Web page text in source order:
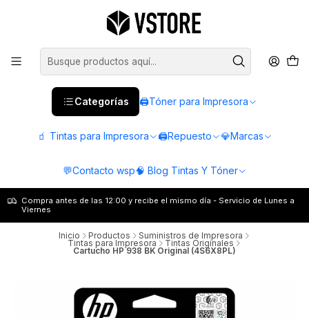
Categorías 🖨️Tóner para Impresora
🧃 Tintas para Impresora 🖨️Repuesto 💎Marcas
💬Contacto wsp🧠 Blog Tintas Y Tóner
Compra antes de las 12:00 y recibe el mismo día - Servicio de Lunes a
Viernes
Inicio Productos Suministros de Impresora
Tintas para Impresora Tintas Originales
Cartucho HP 938 BK Original (4S6X8PL)